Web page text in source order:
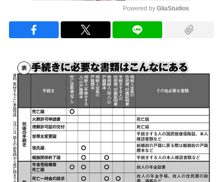
Powered by GliaStudios